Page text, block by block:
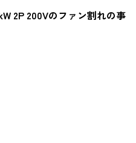
2P 200Vのファン割れの事